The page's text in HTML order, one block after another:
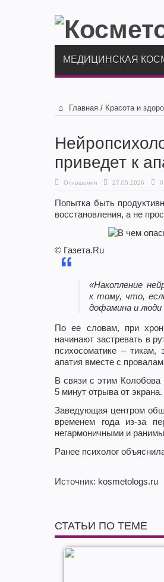
МЕДИЦИНСКАЯ
Главная / Красота и
приведет к
Отношения 27.05.2026 0
Попытка быть
восстановления, а не
© Газета.Ru
«Накопление
к тому, что,
дофамина и
По ее словам, при
начинают застревать в
психосоматике – тикам,
апатия вместе с
В связи с этим Колобова
5 минут отрыва от экрана.
Заведующая центром
временем года из-за
негармоничными и
Ранее психолог
Источник: kosmetologs.ru
СТАТЬИ ПО ТЕМЕ